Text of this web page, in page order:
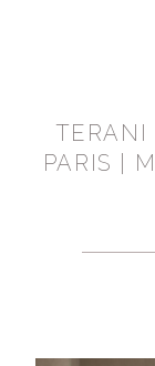
TERANI
PARIS |